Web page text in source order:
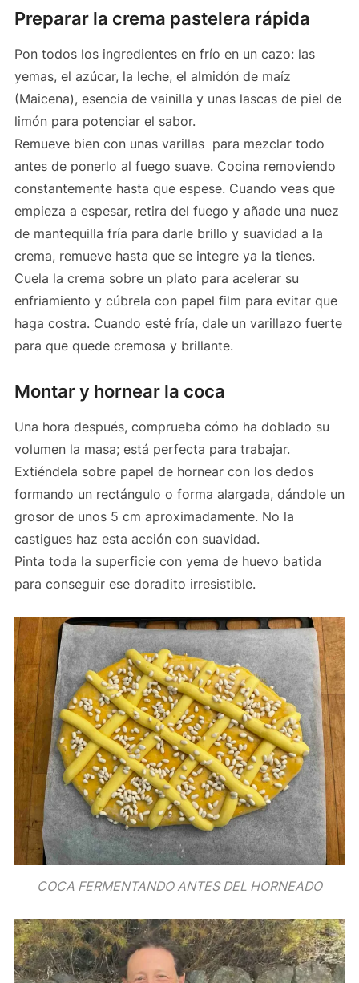
Preparar la crema pastelera rápida
Pon todos los ingredientes en frío en un cazo: las
yemas, el azúcar, la leche, el almidón de maíz
(Maicena), esencia de vainilla y unas lascas de piel de
limón para potenciar el sabor.
Remueve bien con unas varillas para mezclar todo
antes de ponerlo al fuego suave. Cocina removiendo
constantemente hasta que espese. Cuando veas que
empieza a espesar, retira del fuego y añade una nuez
de mantequilla fría para darle brillo y suavidad a la
crema, remueve hasta que se integre ya la tienes.
Cuela la crema sobre un plato para acelerar su
enfriamiento y cúbrela con papel film para evitar que
haga costra. Cuando esté fría, dale un varillazo fuerte
para que quede cremosa y brillante.
Montar y hornear la coca
Una hora después, comprueba cómo ha doblado su
volumen la masa; está perfecta para trabajar.
Extiéndela sobre papel de hornear con los dedos
formando un rectángulo o forma alargada, dándole un
grosor de unos 5 cm aproximadamente. No la
castigues haz esta acción con suavidad.
Pinta toda la superficie con yema de huevo batida
para conseguir ese doradito irresistible.
COCA FERMENTANDO ANTES DEL HORNEADO